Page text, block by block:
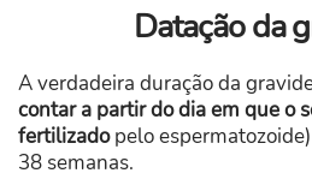
Datação da
A verdadeira duração da
contar a partir do dia em que o
fertilizadopelo
38 semanas.